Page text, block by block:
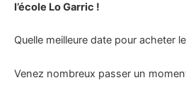
l’école Lo Garric !
Quelle meilleure date pour acheter
Venez nombreux passer un